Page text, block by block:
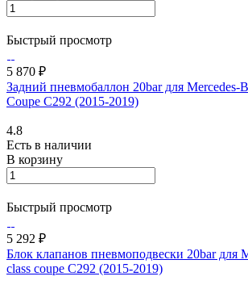
Быстрый просмотр
5 870 ₽
Задний пневмобаллон 20bar для Mercedes-
Coupe C292 (2015-2019)
4.8
Есть в наличии
В корзину
Быстрый просмотр
5 292 ₽
Блок клапанов пневмоподвески 20bar для
class coupe C292 (2015-2019)